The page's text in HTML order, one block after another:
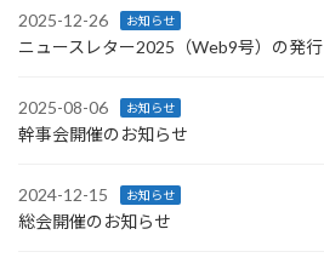
2025-12-26 お知らせ
ニュースレター2025（Web9号）の発行
2025-08-06 お知らせ
幹事会開催のお知らせ
2024-12-15 お知らせ
総会開催のお知らせ